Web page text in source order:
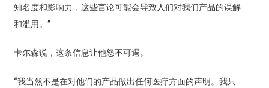
知名度和影响力，这些言论可能会导致人们对我们产品的误解
和滥用。”
卡尔森说，这条信息让他怒不可遏。
“我当然不是在对他们的产品做出任何医疗方面的声明。我只